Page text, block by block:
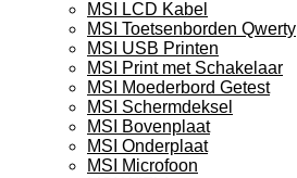
MSI LCD Kabel
MSI Toetsenborden Qwerty
MSI USB Printen
MSI Print met Schakelaar
MSI Moederbord Getest
MSI Schermdeksel
MSI Bovenplaat
MSI Onderplaat
MSI Microfoon